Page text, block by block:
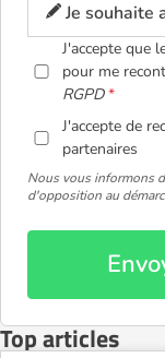
Je souhaite
J'accepte que
pour me
RGPD
J'accepte de
partenaires
Nous vous informons
d'opposition au
Top articles